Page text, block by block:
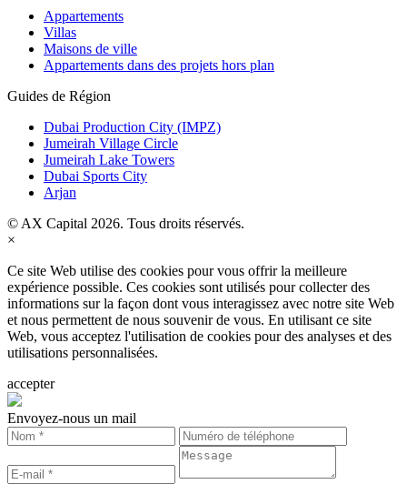
Appartements
Villas
Maisons de ville
Appartements dans des projets hors plan
Guides de Région
Dubai Production City (IMPZ)
Jumeirah Village Circle
Jumeirah Lake Towers
Dubai Sports City
Arjan
© AX Capital 2026. Tous droits réservés.
×
Ce site Web utilise des cookies pour vous offrir la meilleure
expérience possible. Ces cookies sont utilisés pour collecter des
informations sur la façon dont vous interagissez avec notre site Web
et nous permettent de nous souvenir de vous. En utilisant ce site
Web, vous acceptez l'utilisation de cookies pour des analyses et des
utilisations personnalisées.
accepter
Envoyez-nous un mail